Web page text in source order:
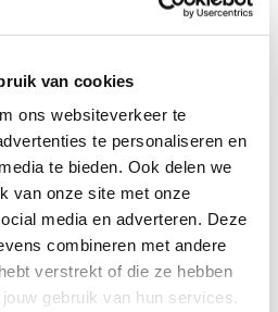
van cookies
ons websiteverkeer te
te personaliseren en
te bieden. Ook delen we
van onze site met onze
media en adverteren. Deze
combineren met andere
verstrekt of die ze hebben
gebruik van hun services.
van een
je hele eetpatroon? In
tijd bijhouden wat je
dagboek berekent dan
je in totaal